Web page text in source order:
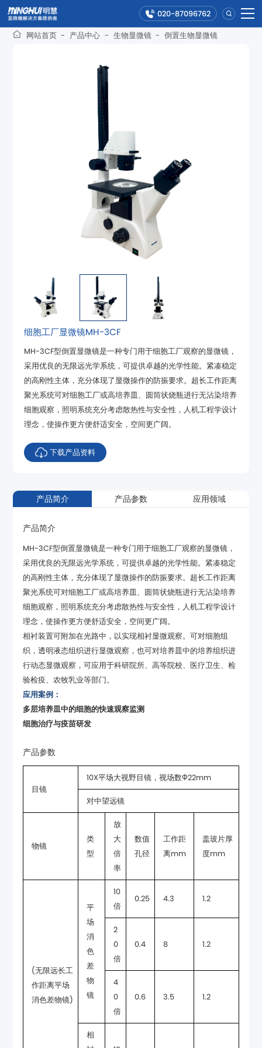
020-87096762
网站首页 - 产品中心 - 生物显微镜 - 倒置生物显微镜
细胞工厂显微镜MH-3CF
理念，使操作更方便舒适安全，空间更广阔。
下载产品资料
产品简介 产品参数 应用领域
产品简介
理念，使操作更方便舒适安全，空间更广阔。
验检疫、农牧乳业等部门。
应用案例：
多层培养皿中的细胞的快速观察监测
细胞治疗与疫苗研发
产品参数
目镜
10X平场大视野目镜，视场数Ф22mm
对中望远镜
物镜
型
率
孔径 离mm 度mm
消色差物镜) 镜
倍
0.25 4.3 1.2
倍
0.4 8 1.2
倍
0.6 3.5 1.2